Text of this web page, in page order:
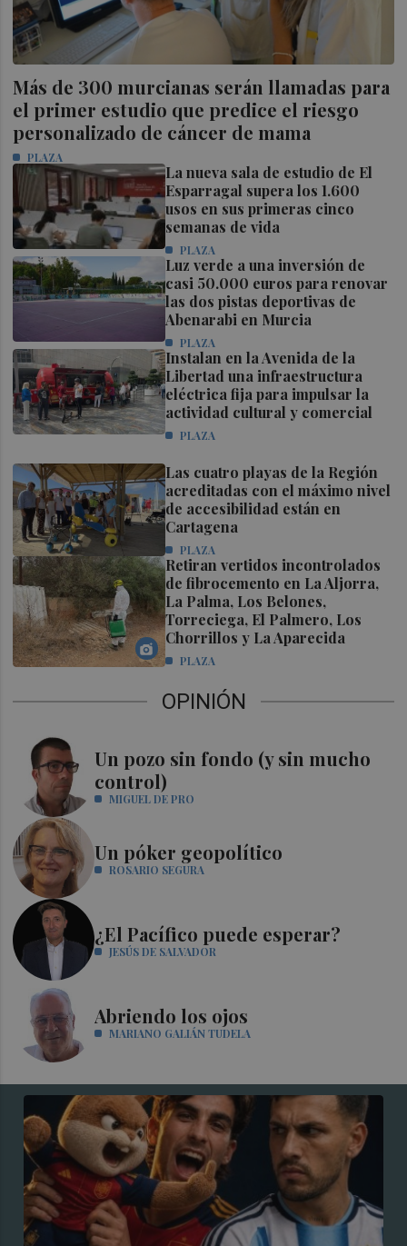
Más de 300 murcianas serán llamadas para
el primer estudio que predice el riesgo
personalizado de cáncer de mama
PLAZA
La nueva sala de estudio de El
Esparragal supera los 1.600
usos en sus primeras cinco
semanas de vida
PLAZA
Luz verde a una inversión de
casi 50.000 euros para renovar
las dos pistas deportivas de
Abenarabi en Murcia
PLAZA
Instalan en la Avenida de la
Libertad una infraestructura
eléctrica fija para impulsar la
actividad cultural y comercial
PLAZA
Las cuatro playas de la Región
acreditadas con el máximo nivel
de accesibilidad están en
Cartagena
PLAZA
Retiran vertidos incontrolados
de fibrocemento en La Aljorra,
La Palma, Los Belones,
Torreciega, El Palmero, Los
Chorrillos y La Aparecida
PLAZA
OPINIÓN
Un pozo sin fondo (y sin mucho
control)
MIGUEL DE PRO
Un póker geopolítico
ROSARIO SEGURA
¿El Pacífico puede esperar?
JESÚS DE SALVADOR
Abriendo los ojos
MARIANO GALIÁN TUDELA